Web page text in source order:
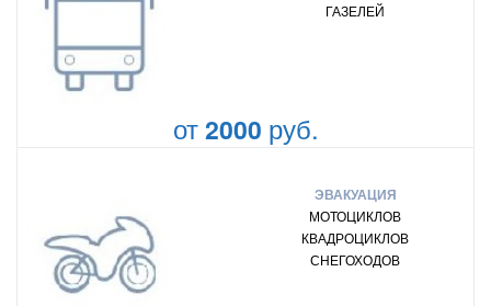
ГАЗЕЛЕЙ
от2000 руб.
ЭВАКУАЦИЯ
МОТОЦИКЛОВ
КВАДРОЦИКЛОВ
СНЕГОХОДОВ